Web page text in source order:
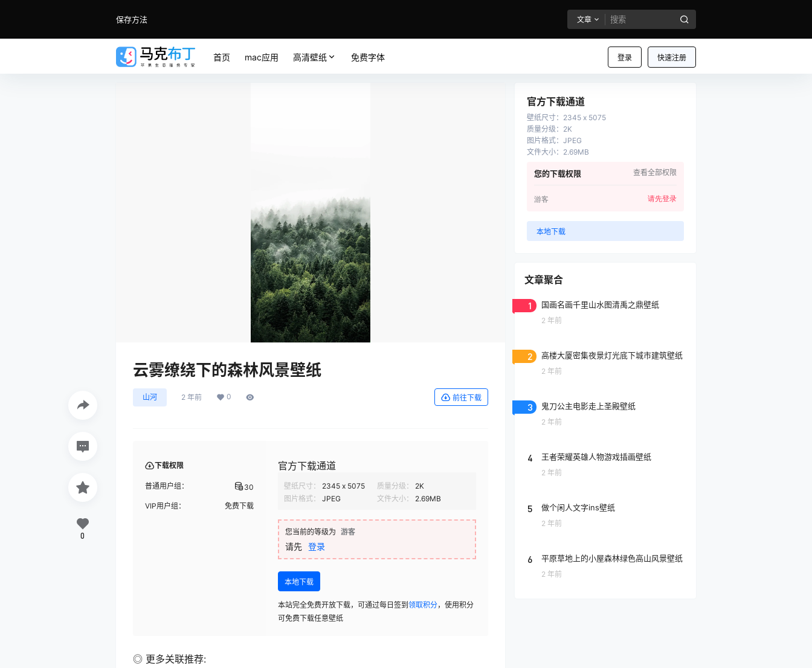
保存方法 文章
登录 快速注册
首页 mac应用 高清壁纸 免费字体
云雾缭绕下的森林风景壁纸
山河 2 年前 0 前往下载
下载权限
普通用户组： 30
VIP用户组： 免费下载
官方下载通道
壁纸尺寸： 2345 x 5075 质量分级：
2K
图片格式：
JPEG 文件大小： 2.69MB
您当前的等级为 游客
请先 登录
本地下载
本站完全免费开放下载，可通过每日签到 领取积分，使用积分
可免费下载任意壁纸
◎ 更多关联推荐:
0
官方下载通道
壁纸尺寸： 2345 x 5075
质量分级 ： 2K
图片格式： JPEG
文件大小： 2.69MB
您的下载权限 查看全部权限
游客 请先登录
本地下载
文章聚合
1 国画名画千里山水图清禹之鼎壁纸
2 年前
2 高楼大厦密集夜景灯光底下城市建筑壁纸
2 年前
3 鬼刀公主电影走上圣殿壁纸
2 年前
4 王者荣耀英雄人物游戏插画壁纸
2 年前
5 做个闲人文字ins壁纸
2 年前
6 平原草地上的小屋森林绿色高山风景壁纸
2 年前